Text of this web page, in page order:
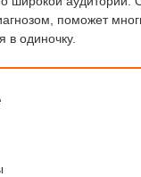
поможет
в одиночку.